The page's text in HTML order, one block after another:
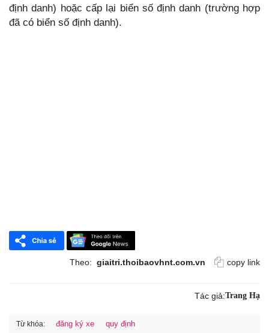
định danh) hoặc cấp lại biển số định danh (trường hợp
đã có biển số định danh).
Theo: giaitri.thoibaovhnt.com.vn copy link
Tác giả:Trang Hạ
Từ khóa: đăng ký xe quy định